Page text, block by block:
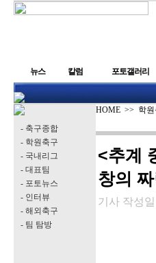
뉴스 칼럼 포토갤러리
- 축구종합
- 학원축구
- 국내리그
- 대표팀
- 포토뉴스
- 인터뷰
- 해외축구
- 팀 탐방
HOME >> 학
<추계
창의
기사 작성